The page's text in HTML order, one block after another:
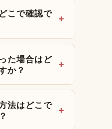
こで確認で
た場合はど
か？
法はどこで